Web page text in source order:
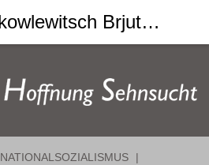
NATIONALSOZIALISMUS
|
Wladimir Jakowlewitsch Brjutschkowki